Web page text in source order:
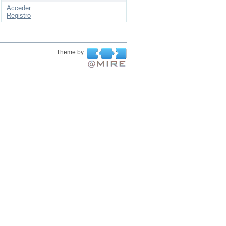
Acceder
Registro
Theme by